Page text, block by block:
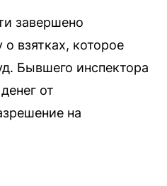
завершено
взятках, которое
Бывшего инспектора
от
на